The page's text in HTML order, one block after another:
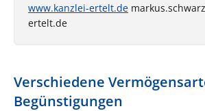
www.kanzlei-ertelt.de
ertelt.de
Verschiedene
Begünstigungen